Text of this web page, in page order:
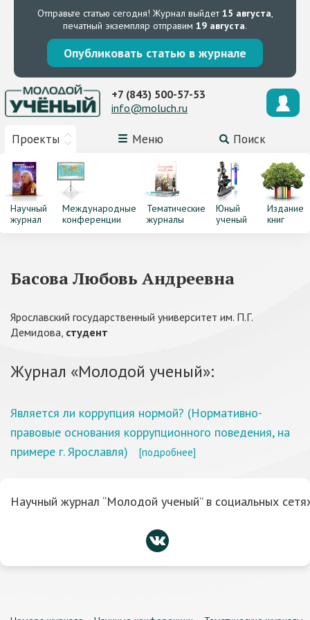
Отправьте статью сегодня! Журнал выйдет15 августа,
печатный экземпляр отправим 19 августа.
Опубликовать статью в журнале
Проекты Меню Поиск
+7 (843) 500-57-53
info@moluch.ru
Научный
журнал
Международные
конференции
Тематические
журналы
Юный
ученый
Издание
книг
Басова Любовь Андреевна
Ярославский государственный университет им. П.Г.
Демидова, студент
Журнал «Молодой ученый»:
Является ли коррупция нормой? (Нормативно-
правовые основания коррупционного поведения, на
примере г. Ярославля)
[подробнее]
Научный журнал “Молодой ученый” в социальных